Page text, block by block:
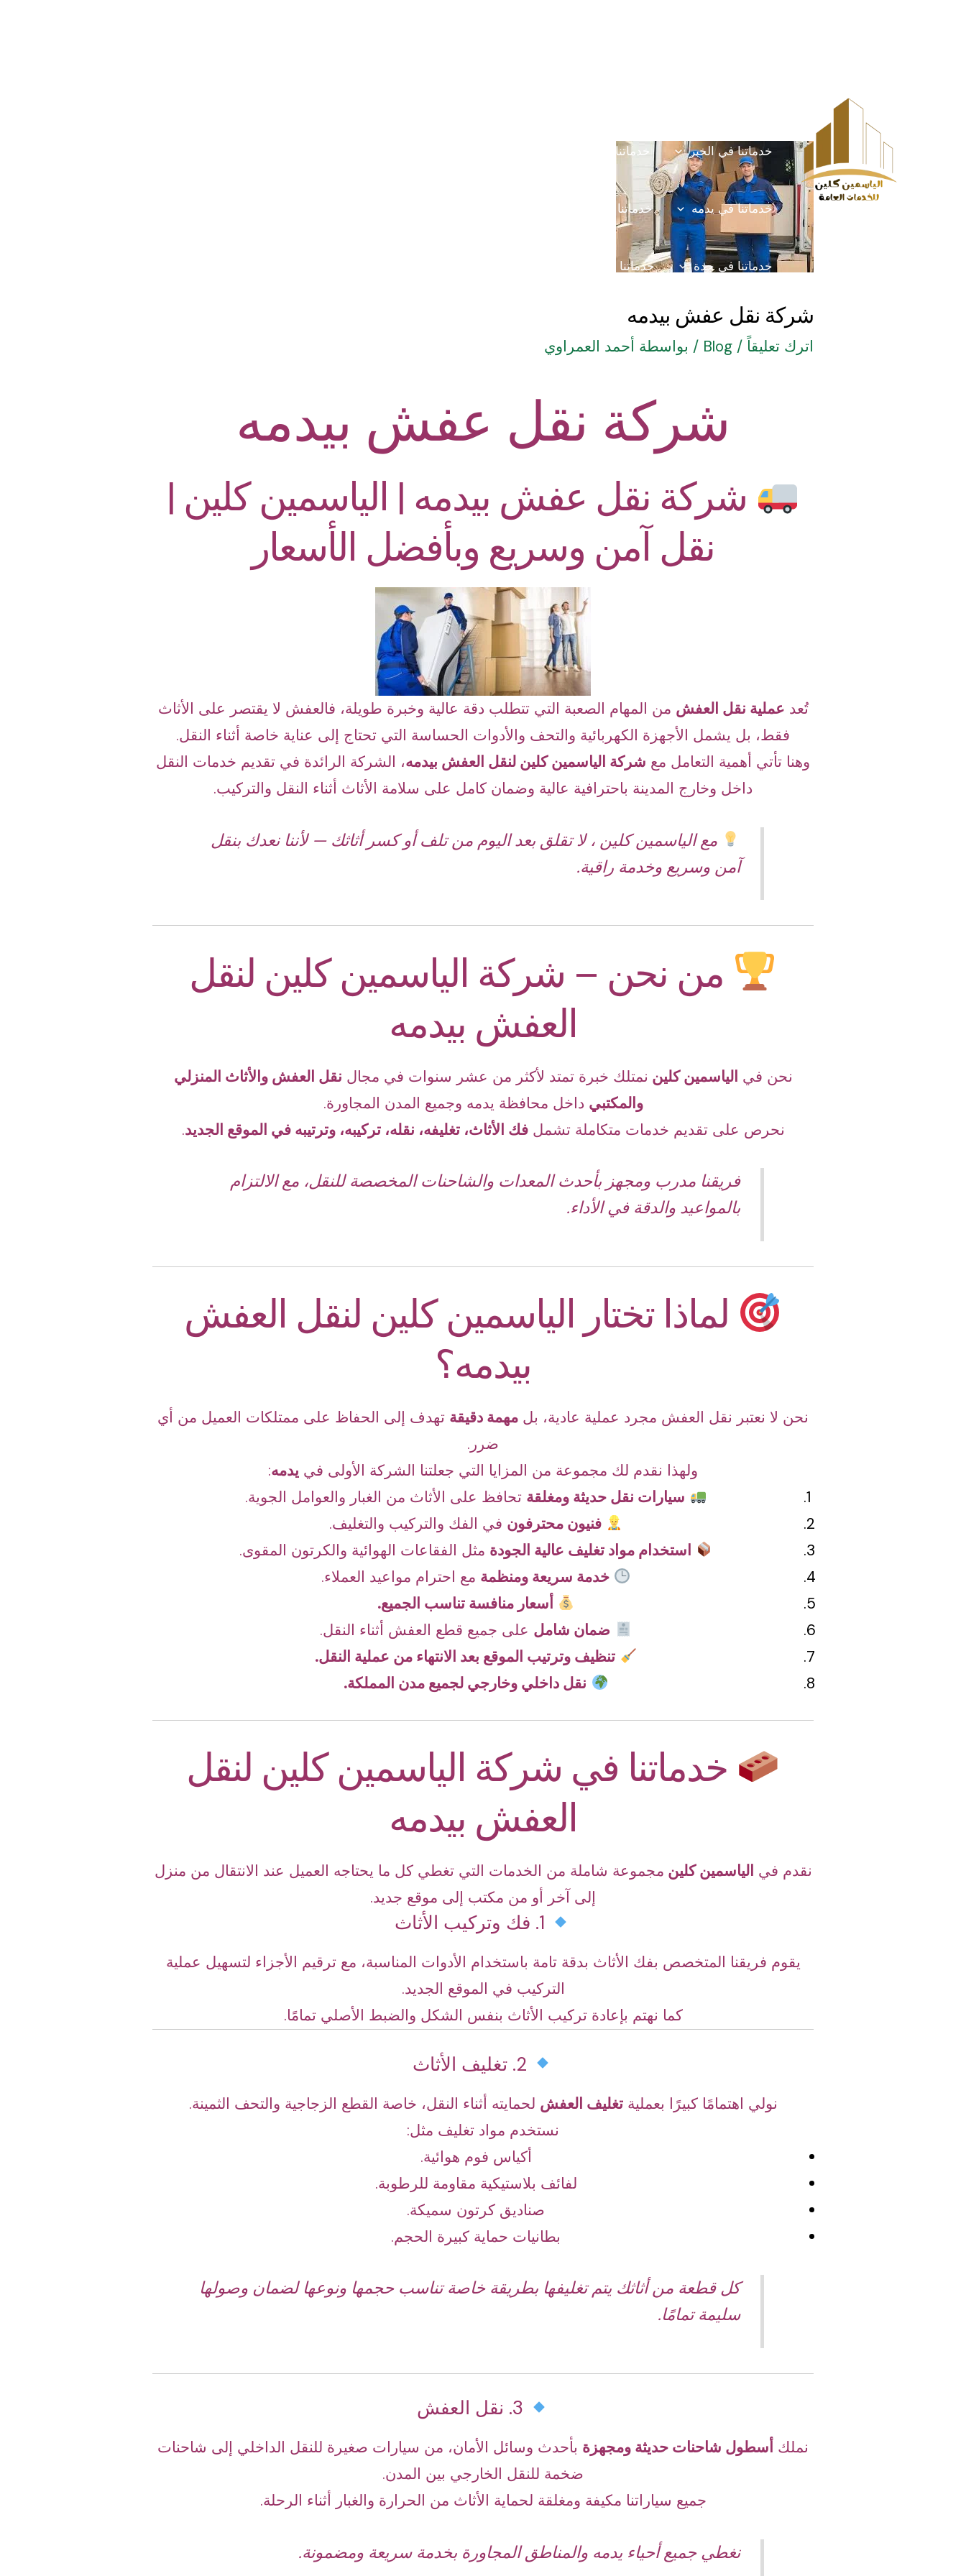
خدماتنا في الخبر خدماتنا في الجبيل
خدماتنا في يدمه خدماتنا في الباحة
خدماتنا في جدة خدماتنا في المدينة المنورة
شركة نقل عفش بيدمه
اترك تعليقاً /
Blog / بواسطة أحمد العمراوي
شركة نقل عفش بيدمه
شركة نقل عفش بيدمه | الياسمين كلين |
نقل آمن وسريع وبأفضل الأسعار
تُعد عملية نقل العفش من المهام الصعبة التي تتطلب دقة عالية وخبرة طويلة، فالعفش لا يقتصر على الأثاث
فقط، بل يشمل الأجهزة الكهربائية والتحف والأدوات الحساسة التي تحتاج إلى عناية خاصة أثناء النقل.
وهنا تأتي أهمية التعامل مع شركة الياسمين كلين لنقل العفش بيدمه، الشركة الرائدة في تقديم خدمات النقل
داخل وخارج المدينة باحترافية عالية وضمان كامل على سلامة الأثاث أثناء النقل والتركيب.
مع الياسمين كلين ، لا تقلق بعد اليوم من تلف أو كسر أثاثك — لأننا نعدك بنقل
آمن وسريع وخدمة راقية.
من نحن – شركة الياسمين كلين لنقل
العفش بيدمه
نحن في الياسمين كلين نمتلك خبرة تمتد لأكثر من عشر سنوات في مجال نقل العفش والأثاث المنزلي
والمكتبي داخل محافظة يدمه وجميع المدن المجاورة.
نحرص على تقديم خدمات متكاملة تشملفك الأثاث، تغليفه، نقله، تركيبه، وترتيبه في الموقع الجديد.
فريقنا مدرب ومجهز بأحدث المعدات والشاحنات المخصصة للنقل، مع الالتزام
بالمواعيد والدقة في الأداء.
لماذا تختار الياسمين كلين لنقل العفش
بيدمه؟
نحن لا نعتبر نقل العفش مجرد عملية عادية، بل مهمة دقيقة تهدف إلى الحفاظ على ممتلكات العميل من أي
ضرر.
ولهذا نقدم لك مجموعة من المزايا التي جعلتنا الشركة الأولى في يدمه:
سيارات نقل حديثة ومغلقة تحافظ على الأثاث من الغبار والعوامل الجوية.
فنيون محترفون في الفك والتركيب والتغليف.
استخدام مواد تغليف عالية الجودة مثل الفقاعات الهوائية والكرتون المقوى.
خدمة سريعة ومنظمة مع احترام مواعيد العملاء.
أسعار منافسة تناسب الجميع.
ضمان شامل على جميع قطع العفش أثناء النقل.
تنظيف وترتيب الموقع بعد الانتهاء من عملية النقل.
نقل داخلي وخارجي لجميع مدن المملكة.
خدماتنا في شركة الياسمين كلين لنقل
العفش بيدمه
نقدم في الياسمين كلين مجموعة شاملة من الخدمات التي تغطي كل ما يحتاجه العميل عند الانتقال من منزل
إلى آخر أو من مكتب إلى موقع جديد.
يقوم فريقنا المتخصص بفك الأثاث بدقة تامة باستخدام الأدوات المناسبة، مع ترقيم الأجزاء لتسهيل عملية
التركيب في الموقع الجديد.
كما نهتم بإعادة تركيب الأثاث بنفس الشكل والضبط الأصلي تمامًا.
نولي اهتمامًا كبيرًا بعمليةتغليف العفش لحمايته أثناء النقل، خاصة القطع الزجاجية والتحف الثمينة.
نستخدم مواد تغليف مثل:
أكياس فوم هوائية.
لفائف بلاستيكية مقاومة للرطوبة.
صناديق كرتون سميكة.
بطانيات حماية كبيرة الحجم.
كل قطعة من أثاثك يتم تغليفها بطريقة خاصة تناسب حجمها ونوعها لضمان وصولها
سليمة تمامًا.
نملك أسطول شاحنات حديثة ومجهزة بأحدث وسائل الأمان، من سيارات صغيرة للنقل الداخلي إلى شاحنات
ضخمة للنقل الخارجي بين المدن.
جميع سياراتنا مكيفة ومغلقة لحماية الأثاث من الحرارة والغبار أثناء الرحلة.
نغطي جميع أحياء يدمه والمناطق المجاورة بخدمة سريعة ومضمونة.